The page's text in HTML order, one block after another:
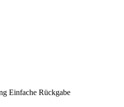
Einfache Rückgabe